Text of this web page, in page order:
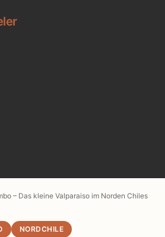
– Das kleine Valparaiso im Norden Chiles
NORDCHILE